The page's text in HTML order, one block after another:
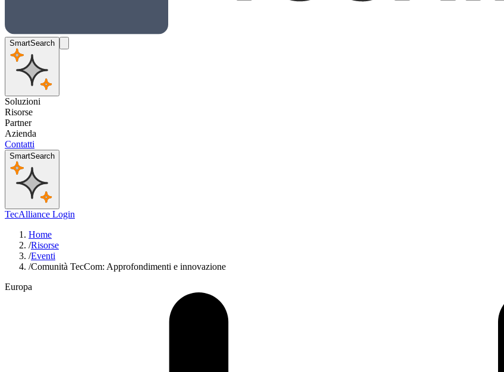
SmartSearch
Soluzioni
Risorse
Partner
Azienda
Contatti
SmartSearch
TecAlliance Login
Home
/Risorse
/Eventi
/Comunità TecCom: Approfondimenti e innovazione
Europa